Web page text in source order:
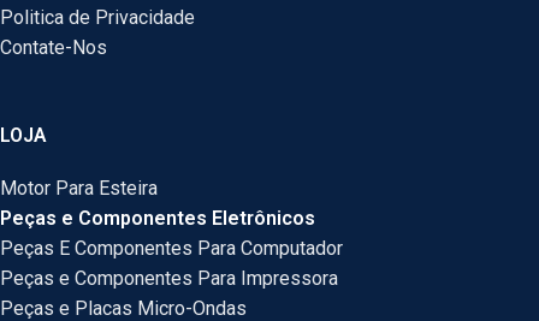
Politica de Privacidade
Contate-Nos
LOJA
Motor Para Esteira
Peças e Componentes Eletrônicos
Peças E Componentes Para Computador
Peças e Componentes Para Impressora
Peças e Placas Micro-Ondas